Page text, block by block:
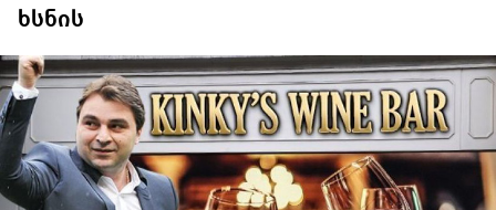
ხსნის